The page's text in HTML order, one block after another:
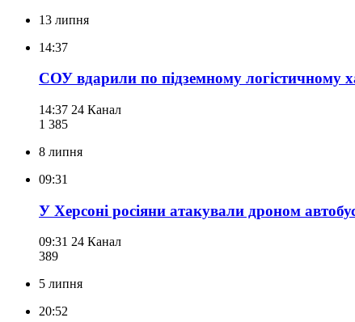
13 липня
14:37
СОУ вдарили по підземному логістичному
14:37 24 Канал
1 385
8 липня
09:31
У Херсоні росіяни атакували дроном
09:31 24 Канал
389
5 липня
20:52